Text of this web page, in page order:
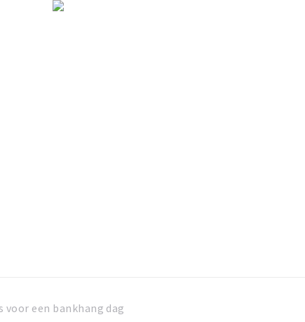
een bankhang dag